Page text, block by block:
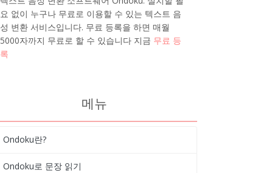
요 없이 누구나 무료로 이용할 수 있는 텍스트 음
성 변환 서비스입니다. 무료 등록을 하면 매월
5000자까지 무료로 할 수 있습니다 지금 무료 등
록
메뉴
Ondoku란?
Ondoku로 문장 읽기